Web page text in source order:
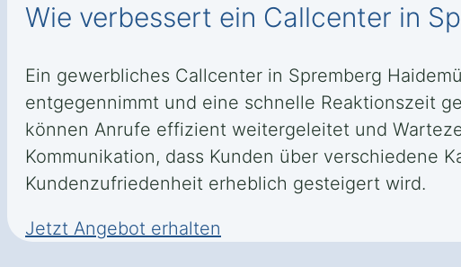
Wie verbessert ein Callcenter in
Ein gewerbliches Callcenter in Spremberg
entgegennimmt und eine schnelle Reaktionszeit
können Anrufe effizient weitergeleitet und
Kommunikation, dass Kunden über verschiedene
Kundenzufriedenheit erheblich gesteigert wird.
Jetzt Angebot erhalten